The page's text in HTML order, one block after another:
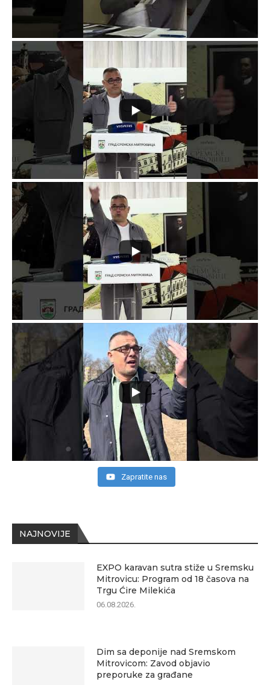
NAJNOVIJE
EXPO karavan sutra stiže u Sremsku
Mitrovicu: Program od 18 časova na
Trgu Ćire Milekića
06.08.2026.
Dim sa deponije nad Sremskom
Mitrovicom: Zavod objavio
preporuke za građane
Zapratite nas